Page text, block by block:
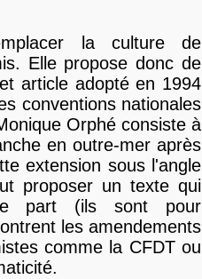
la culture de
Elle propose donc de
article adopté en 1994
conventions nationales
Orphé consiste à
en outre-mer après
extension sous l'angle
proposer un texte qui
part (ils sont pour
les amendements
comme la CFDT ou